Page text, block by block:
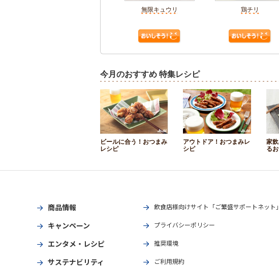
無限キュウリ 鶏チリ
今月のおすすめ 特集レシピ
ビールに合う！おつまみ
レシピ
アウトドア！おつまみレ
シピ
家
る
商品情報
キャンペーン
エンタメ・レシピ
サステナビリティ
飲食店様向けサイト「ご繁盛サポートネット」
プライバシーポリシー
推奨環境
ご利用規約